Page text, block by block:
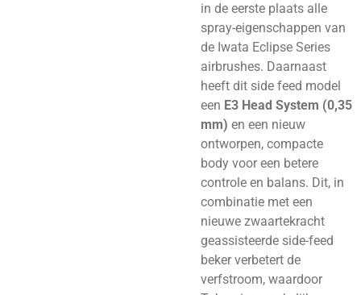
in de eerste plaats alle
spray-eigenschappen van
de Iwata Eclipse Series
airbrushes. Daarnaast
heeft dit side feed model
een E3 Head System (0,35
mm) en een nieuw
ontworpen, compacte
body voor een betere
controle en balans. Dit, in
combinatie met een
nieuwe zwaartekracht
geassisteerde side-feed
beker verbetert de
verfstroom, waardoor